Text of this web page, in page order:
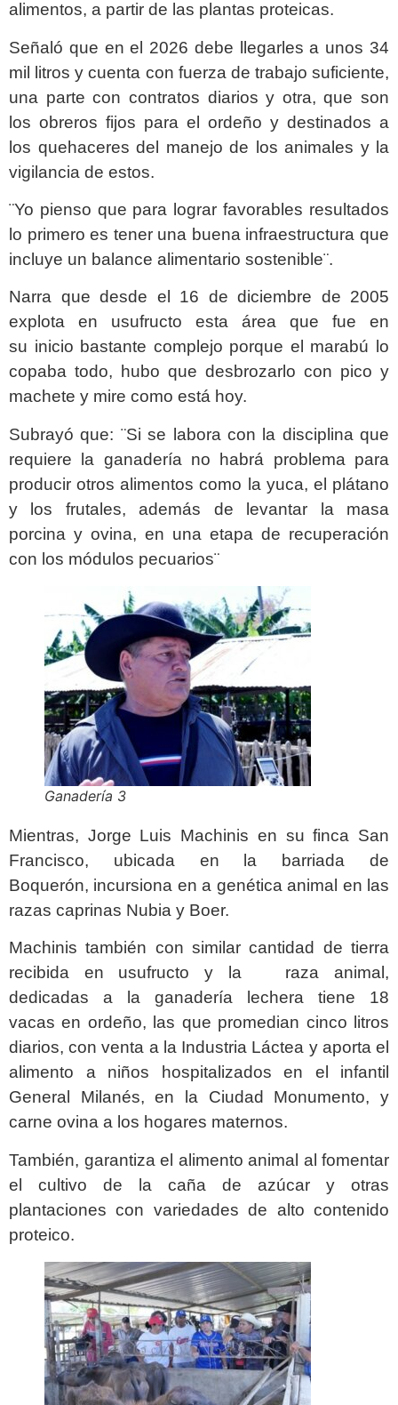
alimentos, a partir de las plantas proteicas.
Señaló que en el 2026 debe llegarles a unos 34
mil litros y cuenta con fuerza de trabajo suficiente,
una parte con contratos diarios y otra, que son
los obreros fijos para el ordeño y destinados a
los quehaceres del manejo de los animales y la
vigilancia de estos.
¨Yo pienso que para lograr favorables resultados
lo primero es tener una buena infraestructura que
incluye un balance alimentario sostenible¨.
Narra que desde el 16 de diciembre de 2005
explota en usufructo esta área que fue en
su inicio bastante complejo porque el marabú lo
copaba todo, hubo que desbrozarlo con pico y
machete y mire como está hoy.
Subrayó que: ¨Si se labora con la disciplina que
requiere la ganadería no habrá problema para
producir otros alimentos como la yuca, el plátano
y los frutales, además de levantar la masa
porcina y ovina, en una etapa de recuperación
con los módulos pecuarios¨
Ganadería 3
Mientras, Jorge Luis Machinis en su finca San
Francisco, ubicada en la barriada de
Boquerón, incursiona en a genética animal en las
razas caprinas Nubia y Boer.
Machinis también con similar cantidad de tierra
recibida en usufructo y la raza animal,
dedicadas a la ganadería lechera tiene 18
vacas en ordeño, las que promedian cinco litros
diarios, con venta a la Industria Láctea y aporta el
alimento a niños hospitalizados en el infantil
General Milanés, en la Ciudad Monumento, y
carne ovina a los hogares maternos.
También, garantiza el alimento animal al fomentar
el cultivo de la caña de azúcar y otras
plantaciones con variedades de alto contenido
proteico.